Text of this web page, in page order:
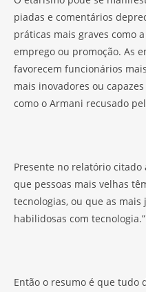
piadas e comentários
práticas mais graves como
emprego ou promoção. As
favorecem funcionários
mais inovadores ou
como o Armani recusado
Presente no relatório citado
que pessoas mais velhas
tecnologias, ou que as
habilidosas com tecnologia.”
Então o resumo é que tudo